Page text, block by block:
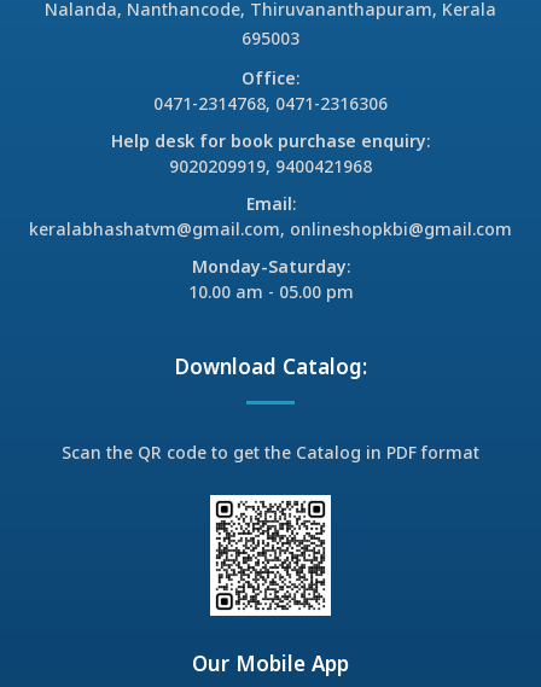
Nalanda, Nanthancode, Thiruvananthapuram, Kerala
695003
Office:
0471-2314768, 0471-2316306
Help desk for book purchase enquiry:
9020209919, 9400421968
Email:
keralabhashatvm@gmail.com, onlineshopkbi@gmail.com
Monday-Saturday:
10.00 am - 05.00 pm
Download Catalog:
Scan the QR code to get the Catalog in PDF format
Our Mobile App